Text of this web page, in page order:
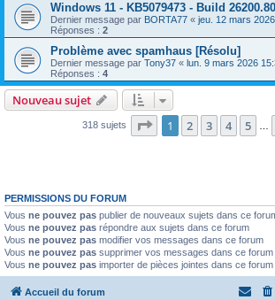
Windows 11 - KB5079473 - Build
Dernier message par BORTA77 « jeu. 12 mars
Réponses : 2
Problème avec spamhaus [Résolu]
Dernier message par Tony37 « lun. 9 mars 2026
Réponses : 4
Nouveau sujet
318 sujets Page 1sur13
1 2 3 4 5
PERMISSIONS DU FORUM
Vous ne pouvez pas publier de nouveaux sujets dans ce
Vous ne pouvez pas répondre aux sujets dans ce forum
Vous ne pouvez pas modifier vos messages dans ce forum
Vous ne pouvez pas supprimer vos messages dans ce forum
Vous ne pouvez pas importer de pièces jointes dans ce forum
Accueil du forum